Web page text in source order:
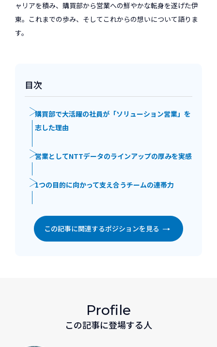
ャリアを積み、購買部から営業への鮮やかな転身を遂げた伊
東。これまでの歩み、そしてこれからの想いについて語りま
す。
目次
購買部で大活躍の社員が「ソリューション営業」を
志した理由
営業としてNTTデータのラインアップの厚みを実感
1つの目的に向かって支え合うチームの連帯力
この記事に関連するポジションを見る
Profile
この記事に登場する人